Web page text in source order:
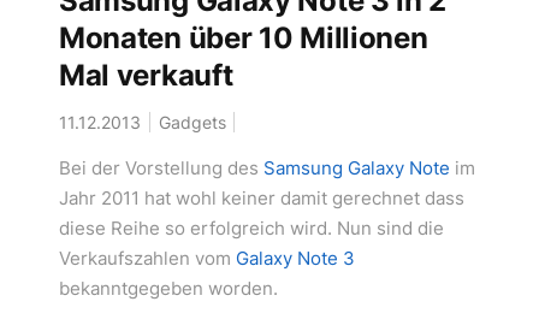
Monaten über 10 Millionen
Mal verkauft
11.12.2013 Gadgets
Bei der Vorstellung des Samsung Galaxy Note im
Jahr 2011 hat wohl keiner damit gerechnet dass
diese Reihe so erfolgreich wird. Nun sind die
Verkaufszahlen vom Galaxy Note 3
bekanntgegeben worden.